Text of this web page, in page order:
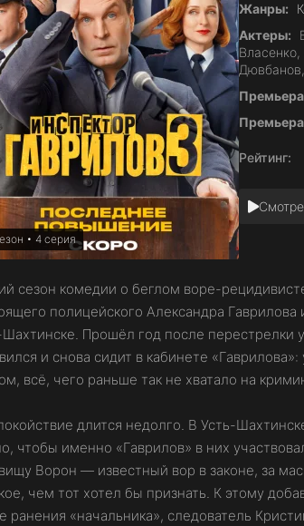
• 4 серия
Жанры:
Актеры:
Рейтинг:
1 2 3 4 5
сезон комедии о беглом воре-
полицейского Александра
Шахтинске. Прошёл год после
и снова сидит в кабинете
всё, чего раньше так не хватало на
длится недолго. В Усть-
чтобы именно «Гаврилов» в них
Ворон — известный вор в законе, за
чем тот хотел бы признать. К этому
ранения «начальника», следователь